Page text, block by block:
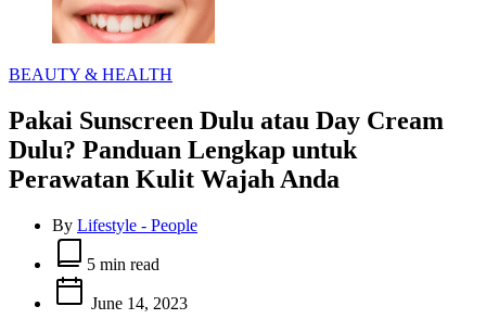
Categories
BEAUTY & HEALTH
Pakai Sunscreen Dulu atau Day Cream
Dulu? Panduan Lengkap untuk
Perawatan Kulit Wajah Anda
By Lifestyle - People
Estimated
read
time
5 min read
June 14, 2023